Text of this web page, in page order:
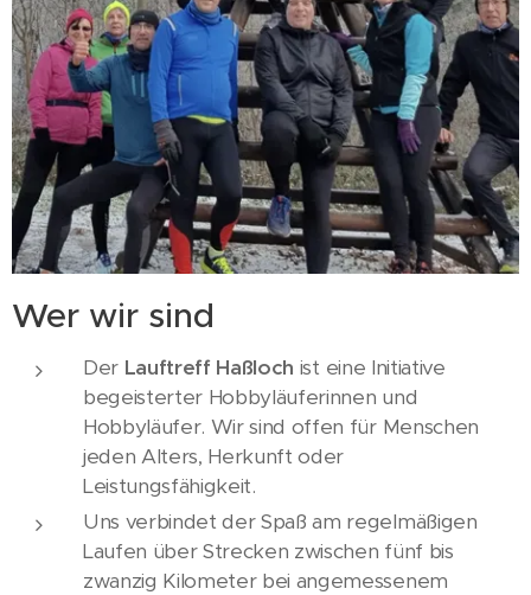
Wer wir sind
Der Lauftreff Haßloch ist eine Initiative
begeisterter Hobbyläuferinnen und
Hobbyläufer. Wir sind offen für Menschen
jeden Alters, Herkunft oder
Leistungsfähigkeit.
Uns verbindet der Spaß am regelmäßigen
Laufen über Strecken zwischen fünf bis
zwanzig Kilometer bei angemessenem